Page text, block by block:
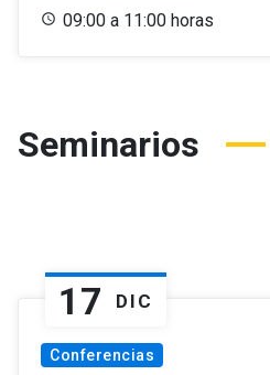
09:00 a 11:00 horas
Seminarios
17 DIC
Conferencias